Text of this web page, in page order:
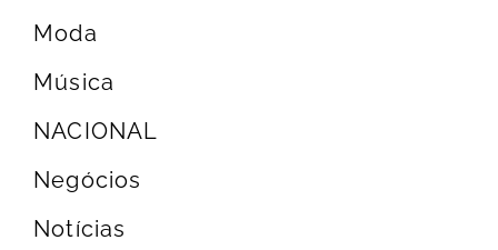
Moda
Música
NACIONAL
Negócios
Notícias